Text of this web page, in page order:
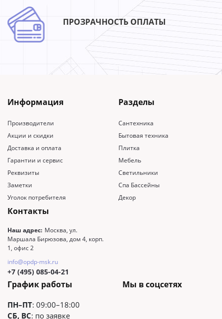
ПРОЗРАЧНОСТЬ ОПЛАТЫ
Информация
Производители
Акции и скидки
Доставка и оплата
Гарантии и сервис
Реквизиты
Заметки
Уголок потребителя
Разделы
Сантехника
Бытовая техника
Плитка
Мебель
Светильники
Спа Бассейны
Декор
Контакты
Наш адрес: Москва, ул.
Маршала Бирюзова, дом 4, корп.
1, офис 2
info@opdp-msk.ru
+7 (495) 085-04-21
График работы
ПН–ПТ: 09:00–18:00
СБ, ВС: по заявке
Мы в соцсетях